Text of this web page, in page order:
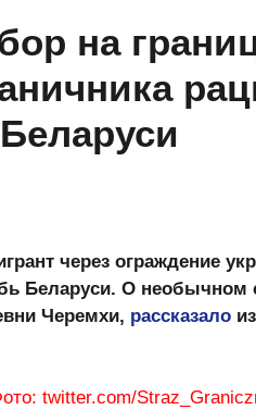
на
через ограждение
Беларуси. О необычном
Черемхи, рассказало